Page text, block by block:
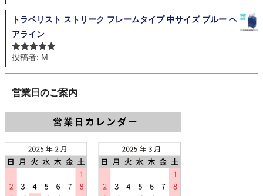
トラベリスト ストリーク フレームタイプ 中サイズ ブルー ヘ
アライン
5段階中 5の
投稿者: M
営業日のご案内